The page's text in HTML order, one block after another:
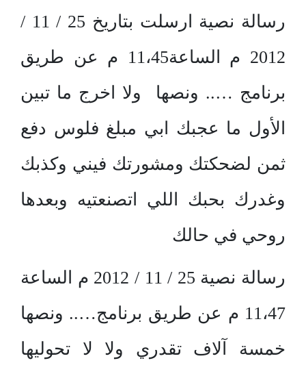
رسالة نصية ارسلت بتاريخ 25 / 11 /
2012 م الساعة11،45 م عن طريق
برنامج ….. ونصها ولا اخرج ما تبين
الأول ما عجبك ابي مبلغ فلوس دفع
ثمن لضحكتك ومشورتك فيني وكذبك
وغدرك بحبك اللي اتصنعتيه وبعدها
روحي في حالك
رسالة نصية 25 / 11 / 2012 م الساعة
11،47 م عن طريق برنامج….. ونصها
خمسة آلاف تقدري ولا لا تحوليها